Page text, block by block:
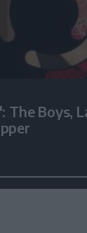
The Boys,